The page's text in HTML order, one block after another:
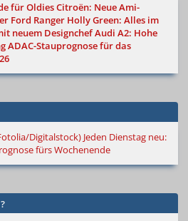
für OldiesCitroën: Neue Ami-
Ford Ranger Holly Green: Alles im
neuem DesignchefAudi A2: Hohe
ADAC-Stauprognose für das
Jeden Dienstag neu:
fürs Wochenende